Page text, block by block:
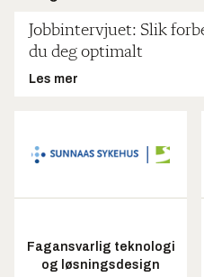
Jobbintervjuet: Slik
du deg optimalt
Les mer
Fagansvarlig teknologi
og løsningsdesign